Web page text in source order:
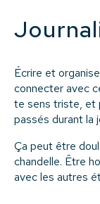
Écrire et
connecter avec
te sens triste, et
passés durant la
Ça peut être
chandelle. Être
avec les autres